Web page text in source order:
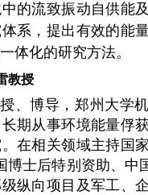
的流致振动自供能
系，提出有效的能
体化的研究方法。
教授
、博导，郑州大学
期从事环境能量俘
在相关领域主持国
博士后特别资助、中
纵向项目及军工、